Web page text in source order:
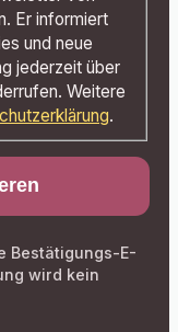
Er informiert
und neue
jederzeit über
Weitere
.
Bestätigungs-E-
wird kein